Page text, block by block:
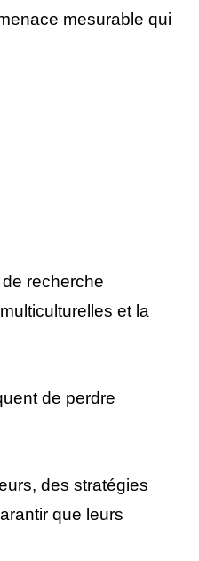
mesurable qui
recherche
et la
de perdre
des stratégies
que leurs